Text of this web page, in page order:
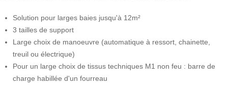
Solution pour larges baies jusqu'à 12m²
3 tailles de support
Large choix de manoeuvre (automatique à ressort, chainette,
treuil ou électrique)
Pour un large choix de tissus techniques M1 non feu : barre de
charge habillée d'un fourreau